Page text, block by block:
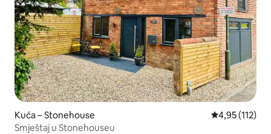
Kuća – Stonehouse Prosječna
4,95 (112)
Smještaj u Stonehouseu